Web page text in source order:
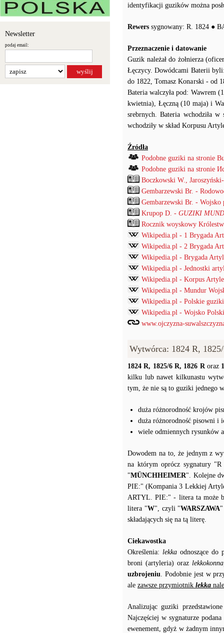
Newsletter
podaj email:
identyfikacji guzików można
Rewers sygnowany: R. 1824 ●
Przeznaczenie i datowanie
Guzik należał do żołnierza
Łęczycy. Dowódcami Baterii
do 1822, Tomasz Konarski - od
Bateria walczyła pod: Wawrem
kwietnia), Łęczną (10 maja) i
srebrnych. Bateria wchodziła
wchodziły w skład Korpusu
Źródła
Podobne guziki na stronie
Podobne guziki na stronie
Boczkowski W.,
Gembarzewski Br. -
Gembarzewski Br. - Wojsko
Krupop D. - GUZIKI
Rocznik woyskowy
Wikipedia.pl - 1 Brygada
Wikipedia.pl - 2 Brygada
Wikipedia.pl - Brygada
Wikipedia.pl - Jednostki
Wikipedia.pl - Korpus
Wikipedia.pl - Mundur
Wikipedia.pl - Polskie
Wikipedia.pl - Wojsko
www.ojczyzna-
Wytwórca: 1824 R,
1824 R, 1825/6 R, 1826 Roraz
kilku lub nawet kilkunastu
tym, że nie są to guziki jednego
duża różnorodność krojów
duża różnorodność pisowni i
wiele odmiennych rysunków
Dowodem na to, że jednym z
na którym oprócz sygnatury
"MÜNCHHEIMER". Kolejne
PIE:" (Kompania 3 Lekkiej
ARTYL. PIE:" - litera ta może
litera "W", czyli "WARSZAWA"
składających się na tą literę.
Ciekawostka
Określenia: lekkaodnoszące do
broni (artyleria) oraz
uzbrojeniu. Podobnie jest w
ale zawsze przymiotnik lekka
Analizując guziki
Najczęściej w sygnaturze
ewenement, gdyż w żadnym